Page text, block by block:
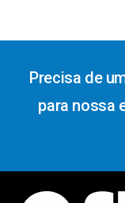
Precisa de
para nossa